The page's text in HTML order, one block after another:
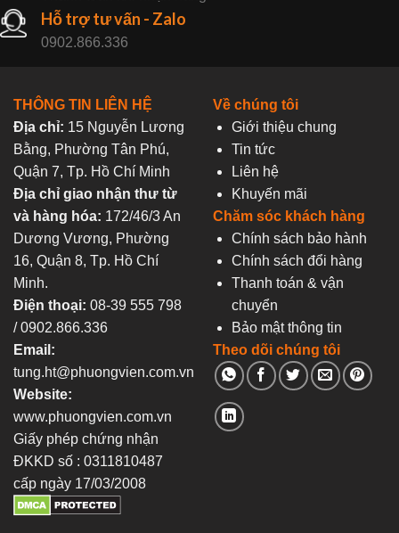
Hỗ trợ tư vấn - Zalo
0902.866.336
THÔNG TIN LIÊN HỆ
Địa chỉ: 15 Nguyễn Lương
Bằng, Phường Tân Phú,
Quận 7, Tp. Hồ Chí Minh
Địa chỉ giao nhận thư từ
và hàng hóa: 172/46/3 An
Dương Vương, Phường
16, Quận 8, Tp. Hồ Chí
Minh.
Điện thoại: 08-39 555 798
/ 0902.866.336
Email:
tung.ht@phuongvien.com.vn
Website:
www.phuongvien.com.vn
Giấy phép chứng nhận
ĐKKD số : 0311810487
cấp ngày 17/03/2008
Về chúng tôi
Giới thiệu chung
Tin tức
Liên hệ
Khuyến mãi
Chăm sóc khách hàng
Chính sách bảo hành
Chính sách đổi hàng
Thanh toán & vận
chuyển
Bảo mật thông tin
Theo dõi chúng tôi